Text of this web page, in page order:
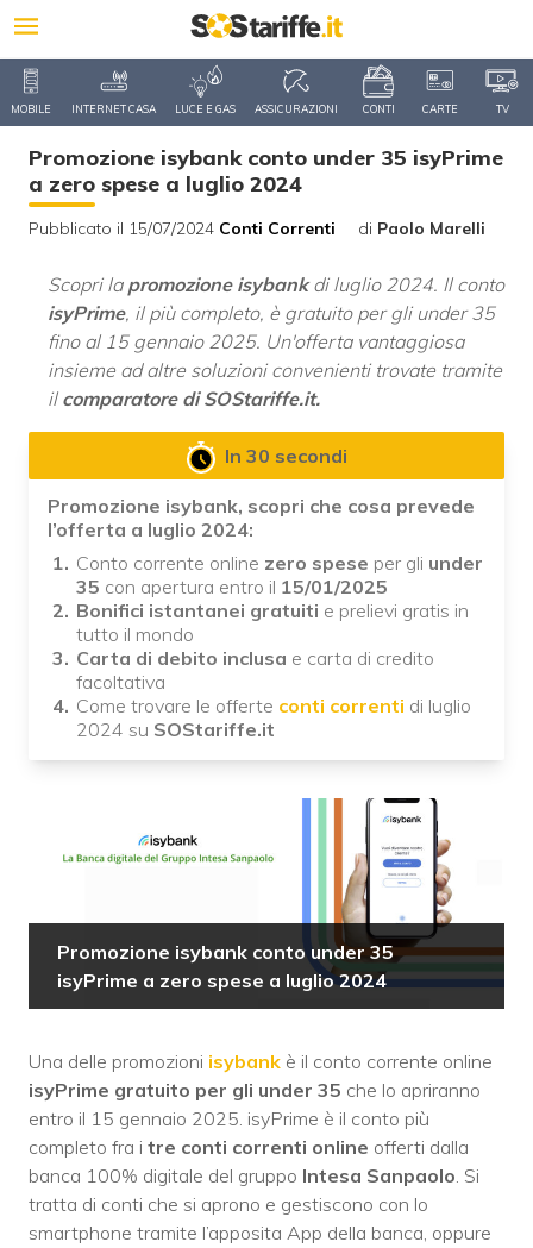
MOBILE INTERNET CASA LUCE E GAS ASSICURAZIONI CONTI CARTE TV
Promozione isybank conto under 35 isyPrime
a zero spese a luglio 2024
Pubblicato il 15/07/2024 Conti Correnti di Paolo Marelli
Scopri lapromozione isybankdi luglio 2024. Il conto
isyPrime, il più completo, è gratuito per gli under 35
fino al 15 gennaio 2025. Un'offerta vantaggiosa
insieme ad altre soluzioni convenienti trovate tramite
il comparatore di SOStariffe.it.
In 30 secondi
Promozione isybank, scopri che cosa prevede
l’offerta a luglio 2024:
Conto corrente online zero spese per gli under
35 con apertura entro il 15/01/2025
Bonifici istantanei gratuiti e prelievi gratis in
tutto il mondo
Carta di debito inclusa e carta di credito
facoltativa
Come trovare le offerte conti correnti di luglio
2024 su SOStariffe.it
Promozione isybank conto under 35
isyPrime a zero spese a luglio 2024
Una delle promozioni isybank è il conto corrente online
isyPrime gratuito per gli under 35 che lo apriranno
entro il 15 gennaio 2025. isyPrime è il conto più
completo fra i tre conti correnti online offerti dalla
banca 100% digitale del gruppo Intesa Sanpaolo. Si
tratta di conti che si aprono e gestiscono con lo
smartphone tramite l’apposita App della banca, oppure